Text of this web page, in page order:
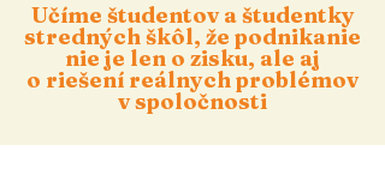
Učíme študentov a študentky
stredných škôl, že podnikanie
nie je len o zisku, ale aj
o riešení reálnych problémov
v spoločnosti